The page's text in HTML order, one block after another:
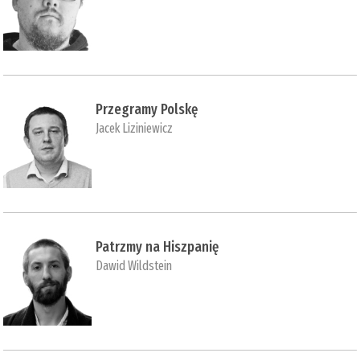
Przegramy Polskę
Jacek Liziniewicz
Patrzmy na Hiszpanię
Dawid Wildstein